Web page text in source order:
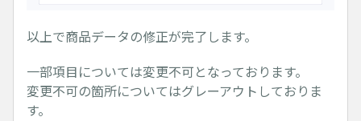
以上で商品データの修正が完了します。
一部項目については変更不可となっております。
変更不可の箇所についてはグレーアウトしておりま
す。